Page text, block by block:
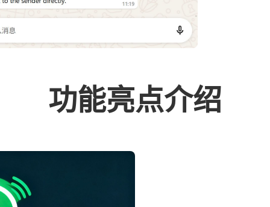
功能亮点介绍